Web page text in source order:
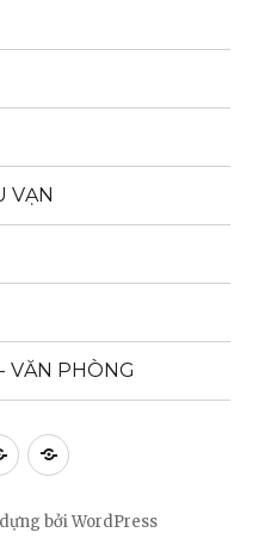
VẠN
VĂN PHÒNG
CHO
XE
DỊCH
CHUYỂN
bởi WordPress